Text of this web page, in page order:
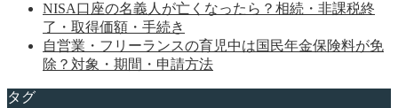
NISA口座の名義人が亡くなったら？相続・非課税終
了・取得価額・手続き
自営業・フリーランスの育児中は国民年金保険料が免
除？対象・期間・申請方法
タグ